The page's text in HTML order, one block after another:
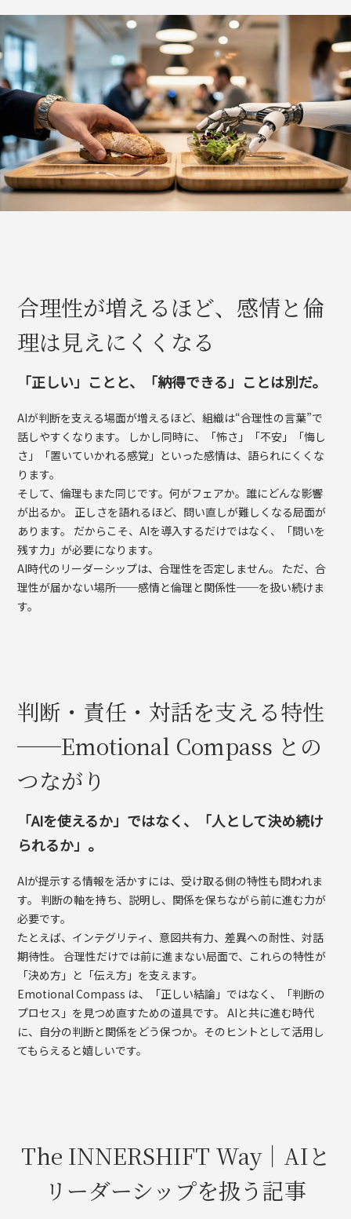
合理性が増えるほど、感情と倫
理は見えにくくなる
「正しい」ことと、「納得できる」ことは別だ。
AIが判断を支える場面が増えるほど、組織は“合理性の言葉”で
話しやすくなります。 しかし同時に、「怖さ」「不安」「悔し
さ」「置いていかれる感覚」といった感情は、語られにくくな
ります。
そして、倫理もまた同じです。何がフェアか。誰にどんな影響
が出るか。 正しさを語れるほど、問い直しが難しくなる局面が
あります。 だからこそ、AIを導入するだけではなく、「問いを
残す力」が必要になります。
AI時代のリーダーシップは、合理性を否定しません。 ただ、合
理性が届かない場所──感情と倫理と関係性──を扱い続けま
す。
判断・責任・対話を支える特性
──Emotional Compass との
つながり
「AIを使えるか」ではなく、「人として決め続け
られるか」。
AIが提示する情報を活かすには、受け取る側の特性も問われま
す。 判断の軸を持ち、説明し、関係を保ちながら前に進む力が
必要です。
たとえば、インテグリティ、意図共有力、差異への耐性、対話
期待性。 合理性だけでは前に進まない局面で、これらの特性が
「決め方」と「伝え方」を支えます。
Emotional Compass は、「正しい結論」ではなく、「判断の
プロセス」を見つめ直すための道具です。 AIと共に進む時代
に、自分の判断と関係をどう保つか。そのヒントとして活用し
てもらえると嬉しいです。
The INNERSHIFT Way｜AIと
リーダーシップを扱う記事